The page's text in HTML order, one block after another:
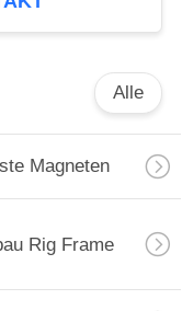
Alle
Magneten
Rig Frame